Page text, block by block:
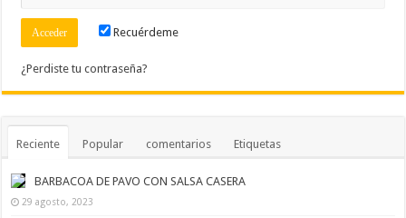
Recuérdeme
¿Perdiste tu contraseña?
Reciente Popular comentarios Etiquetas
BARBACOA DE PAVO CON SALSA CASERA
29 agosto, 2023